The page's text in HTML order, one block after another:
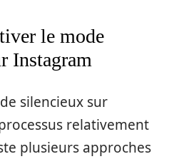
le mode
Instagram
silencieux sur
relativement
plusieurs approches